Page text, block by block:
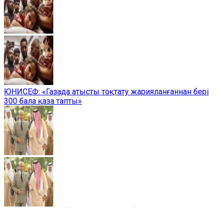
ЮНИСЕФ: «Газада атысты тоқтату жарияланғаннан бері
300 бала қаза тапты»